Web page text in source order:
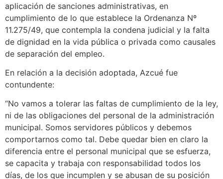
aplicación de sanciones administrativas, en
cumplimiento de lo que establece la Ordenanza Nº
11.275/49, que contempla la condena judicial y la falta
de dignidad en la vida pública o privada como causales
de separación del empleo.
En relación a la decisión adoptada, Azcué fue
contundente:
“No vamos a tolerar las faltas de cumplimiento de la ley,
ni de las obligaciones del personal de la administración
municipal. Somos servidores públicos y debemos
comportarnos como tal. Debe quedar bien en claro la
diferencia entre el personal municipal que se esfuerza,
se capacita y trabaja con responsabilidad todos los
días, de los que incumplen y se abusan de su posición